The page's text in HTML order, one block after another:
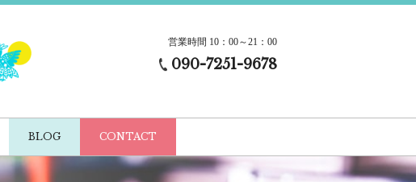
営業時間 10：00～21：00
090-7251-9678
BLOG CONTACT